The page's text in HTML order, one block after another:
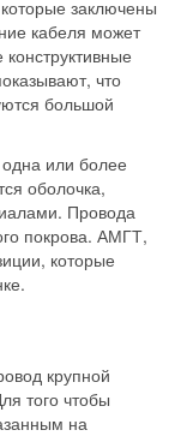
заключены
кабеля может
что
большой
или более
оболочка,
Провода
покрова. АМГТ,
которые
крупной
того чтобы
на